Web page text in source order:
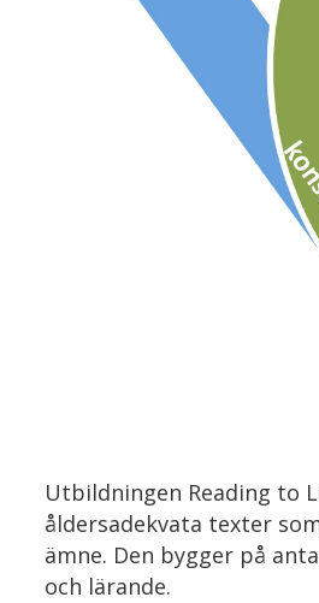
Utbildningen Reading to
åldersadekvata texter
ämne. Den bygger på
och lärande.